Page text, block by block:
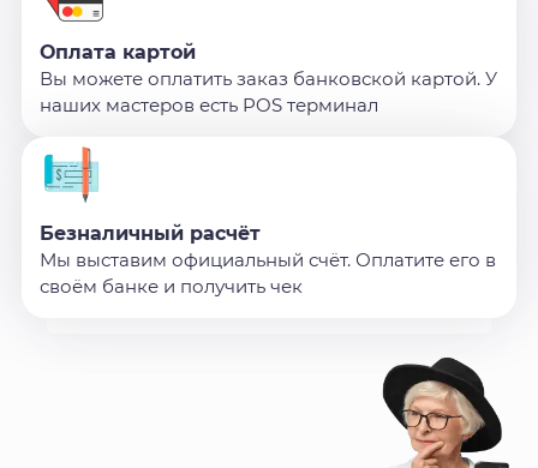
Оплата картой
Вы можете оплатить заказ банковской картой. У
наших мастеров есть POS терминал
Безналичный расчёт
Мы выставим официальный счёт. Оплатите его в
своём банке и получить чек